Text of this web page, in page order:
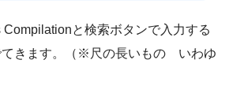
Compilationと検索ボタンで入力する
てきます。（※尺の長いもの いわゆ